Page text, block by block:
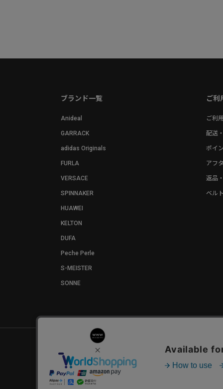
ブランド一覧
Anideal
GARRACK
adidas Originals
FURLA
VERSACE
SPINNAKER
HUAWEI
KELTON
DUFA
Peche Perle
S-MEISTER
SONNE
ご利
ご利
配送
ポイ
アフ
返品
ベル
お問い合わせ